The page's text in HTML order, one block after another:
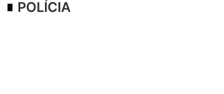
POLÍCIA